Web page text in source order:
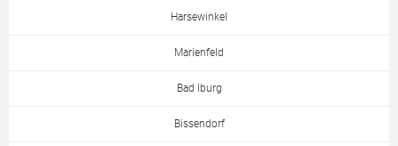
Harsewinkel
Marienfeld
Bad Iburg
Bissendorf